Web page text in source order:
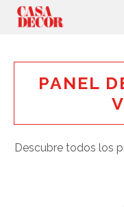
PANEL
Descubre todos los